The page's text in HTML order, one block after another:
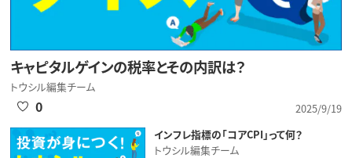
キャピタルゲインの税率とその内訳は？
トウシル編集チーム
2025/9/19
0
インフレ指標の「コアCPI」って何？
トウシル編集チーム